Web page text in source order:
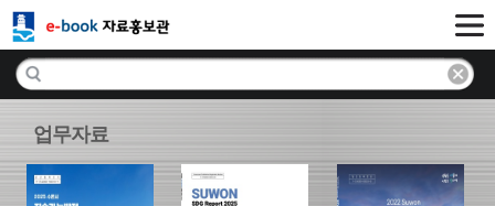
업무자료